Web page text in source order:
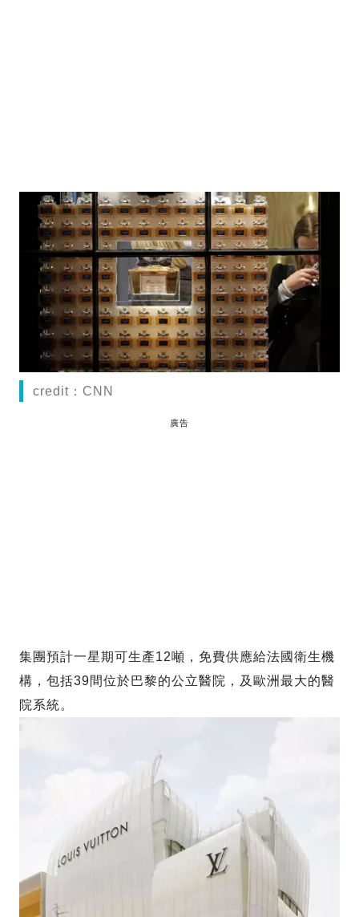
credit：CNN
廣告
集團預計一星期可生產12噸，免費供應給法國衛生機
構，包括39間位於巴黎的公立醫院，及歐洲最大的醫
院系統。